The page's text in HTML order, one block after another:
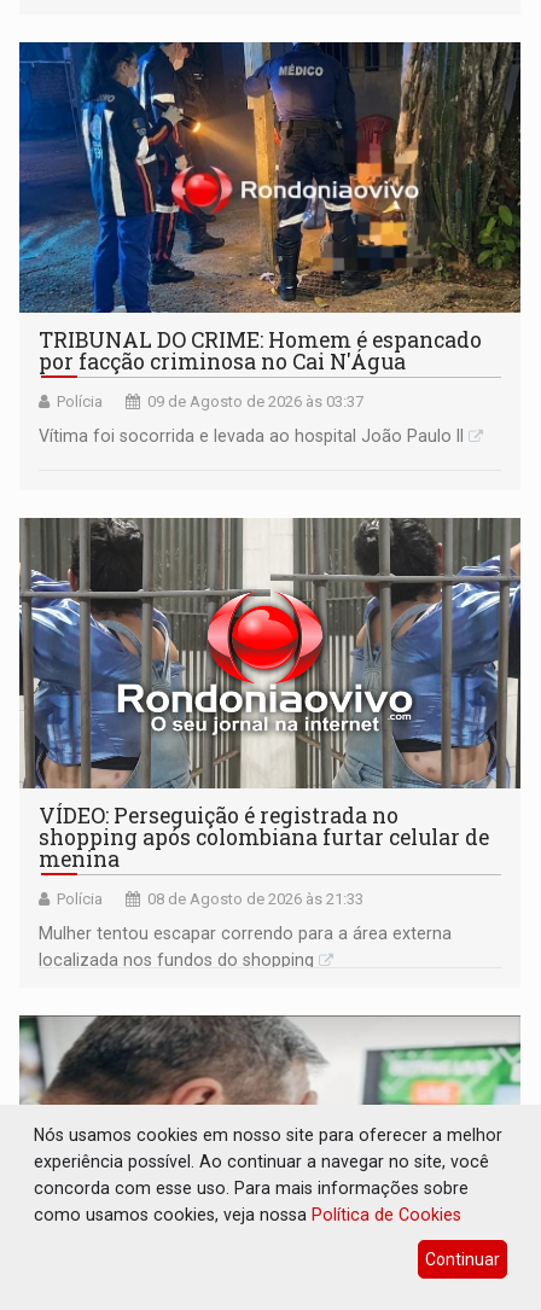
TRIBUNAL DO CRIME: Homem é espancado
por facção criminosa no Cai N'Água
Polícia 09 de Agosto de 2026 às 03:37
Vítima foi socorrida e levada ao hospital João Paulo II
VÍDEO: Perseguição é registrada no
shopping após colombiana furtar celular de
menina
Polícia 08 de Agosto de 2026 às 21:33
Mulher tentou escapar correndo para a área externa
localizada nos fundos do shopping
Nós usamos cookies em nosso site para oferecer a melhor
experiência possível. Ao continuar a navegar no site, você
concorda com esse uso. Para mais informações sobre
como usamos cookies, veja nossa Política de Cookies
Continuar